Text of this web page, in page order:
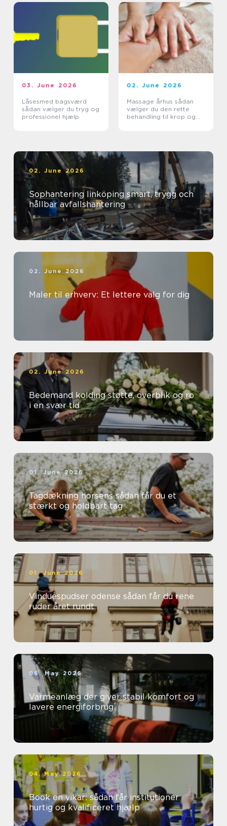
03. June 2026
Låsesmed bagsværd
sådan vælger du tryg og
professionel hjælp
02. June 2026
Massage århus sådan
vælger du den rette
behandling til krop og
02. June 2026
Sophantering linköping smart, trygg och
hållbar avfallshantering
02. June 2026
Maler til erhverv: Et lettere valg for dig
02. June 2026
Bedemand kolding støtte, overblik og ro
i en svær tid
01. June 2026
Tagdækning horsens sådan får du et
stærkt og holdbart tag
01. June 2026
Vinduespudser odense sådan får du rene
ruder året rundt
06. May 2026
Varmeanlæg der giver stabil komfort og
lavere energiforbrug
04. May 2026
Book en vikar: sådan får institutioner
hurtig og kvalificeret hjælp